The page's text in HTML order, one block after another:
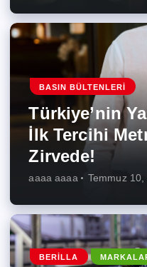
BASIN BÜLTENLERI
Türkiye’nin
İlk Tercihi
Zirvede!
aaaa aaaa Temmuz 10,
BERILLA